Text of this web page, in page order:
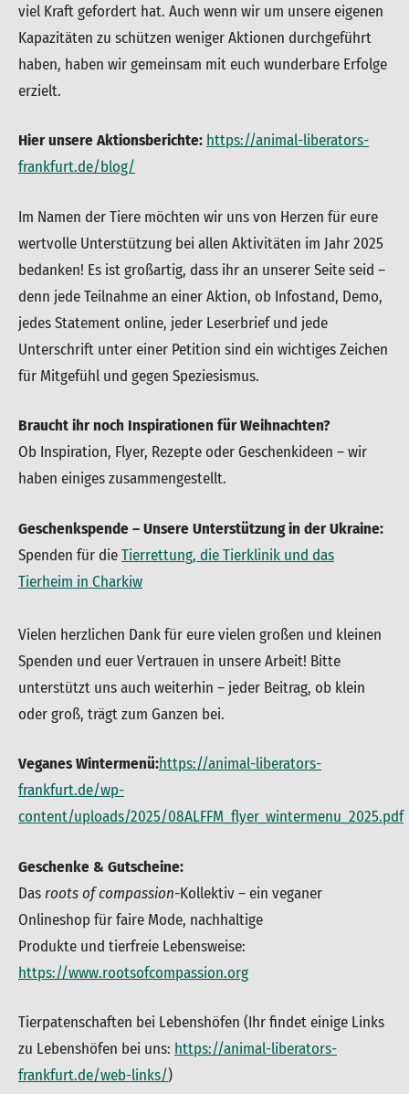
viel Kraft gefordert hat. Auch wenn wir um unsere eigenen
Kapazitäten zu schützen weniger Aktionen durchgeführt
haben, haben wir gemeinsam mit euch wunderbare Erfolge
erzielt.
Hier unsere Aktionsberichte: https://animal-liberators-
frankfurt.de/blog/
Im Namen der Tiere möchten wir uns von Herzen für eure
wertvolle Unterstützung bei allen Aktivitäten im Jahr 2025
bedanken! Es ist großartig, dass ihr an unserer Seite seid –
denn jede Teilnahme an einer Aktion, ob Infostand, Demo,
jedes Statement online, jeder Leserbrief und jede
Unterschrift unter einer Petition sind ein wichtiges Zeichen
für Mitgefühl und gegen Speziesismus.
Braucht ihr noch Inspirationen für Weihnachten?
Ob Inspiration, Flyer, Rezepte oder Geschenkideen – wir
haben einiges zusammengestellt.
Geschenkspende – Unsere Unterstützung in der Ukraine:
Spenden für dieTierrettung, die Tierklinik und das
Tierheim in Charkiw
Vielen herzlichen Dank für eure vielen großen und kleinen
Spenden und euer Vertrauen in unsere Arbeit! Bitte
unterstützt uns auch weiterhin – jeder Beitrag, ob klein
oder groß, trägt zum Ganzen bei.
Veganes Wintermenü:https://animal-liberators-
frankfurt.de/wp-
content/uploads/2025/08ALFFM_flyer_wintermenu_2025.pdf
Geschenke & Gutscheine:
Dasroots of compassion-Kollektiv – ein veganer
Onlineshop für faire Mode, nachhaltige
Produkte und tierfreie Lebensweise:
https://www.rootsofcompassion.org
Tierpatenschaften bei Lebenshöfen (Ihr findet einige Links
zu Lebenshöfen bei uns: https://animal-liberators-
frankfurt.de/web-links/)